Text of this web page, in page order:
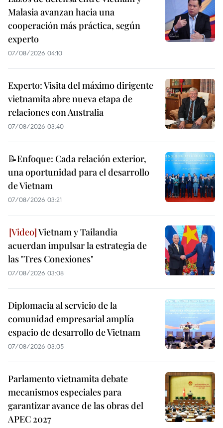
Malasia avanzan hacia una
cooperación más práctica, según
experto
07/08/2026 04:10
Experto: Visita del máximo dirigente
vietnamita abre nueva etapa de
relaciones con Australia
07/08/2026 03:40
📝Enfoque: Cada relación exterior,
una oportunidad para el desarrollo
de Vietnam
07/08/2026 03:21
Vietnam y Tailandia
acuerdan impulsar la estrategia de
las "Tres Conexiones"
07/08/2026 03:08
Diplomacia al servicio de la
comunidad empresarial amplía
espacio de desarrollo de Vietnam
07/08/2026 03:05
Parlamento vietnamita debate
mecanismos especiales para
garantizar avance de las obras del
APEC 2027